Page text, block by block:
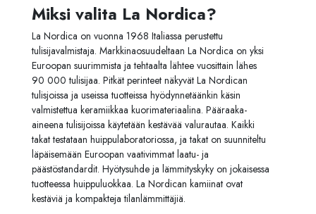
Miksi valita La Nordica?
La Nordica on vuonna 1968 Italiassa perustettu
tulisijavalmistaja. Markkinaosuudeltaan La Nordica on yksi
Euroopan suurimmista ja tehtaalta lähtee vuosittain lähes
90 000 tulisijaa. Pitkät perinteet näkyvät La Nordican
tulisjoissa ja useissa tuotteissa hyödynnetäänkin käsin
valmistettua keramiikkaa kuorimateriaalina. Pääraaka-
aineena tulisijoissa käytetään kestävää valurautaa. Kaikki
takat testataan huippulaboratoriossa, ja takat on suunniteltu
läpäisemään Euroopan vaativimmat laatu- ja
päästöstandardit. Hyötysuhde ja lämmityskyky on jokaisessa
tuotteessa huippuluokkaa. La Nordican kamiinat ovat
kestäviä ja kompakteja tilanlämmittäjiä.